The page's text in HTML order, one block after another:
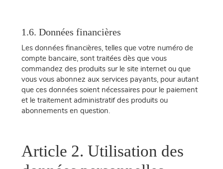
1.6. Données financières
Les données financières, telles que votre numéro de
compte bancaire, sont traitées dès que vous
commandez des produits sur le site internet ou que
vous vous abonnez aux services payants, pour autant
que ces données soient nécessaires pour le paiement
et le traitement administratif des produits ou
abonnements en question.
Article 2. Utilisation des